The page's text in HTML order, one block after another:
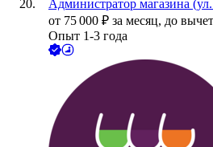
Администратор магазина
от 75 000 ₽ за месяц, до
Опыт 1-3 года